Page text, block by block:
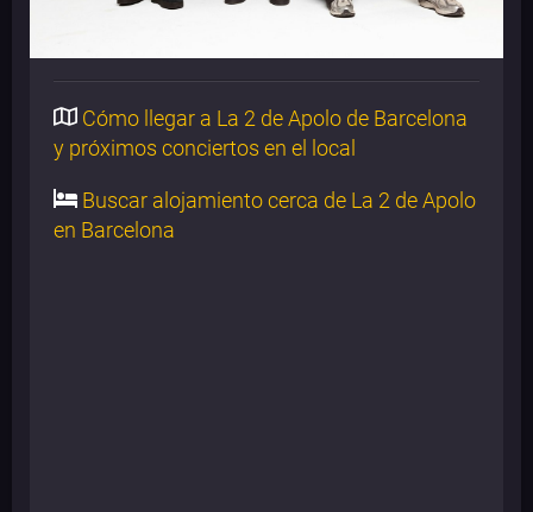
Cómo llegar a La 2 de Apolo de Barcelona
y próximos conciertos en el local
Buscar alojamiento cerca de La 2 de Apolo
en Barcelona